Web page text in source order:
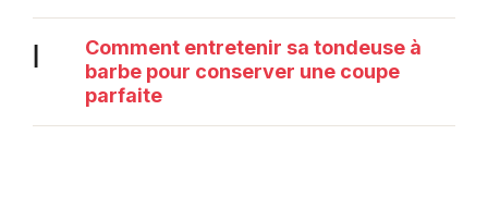
|
Comment entretenir sa tondeuse à
barbe pour conserver une coupe
parfaite